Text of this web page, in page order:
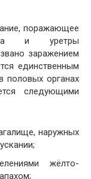
поражающее
и уретры
заражением
единственным
половых органах
следующими
наружных
жёлто-